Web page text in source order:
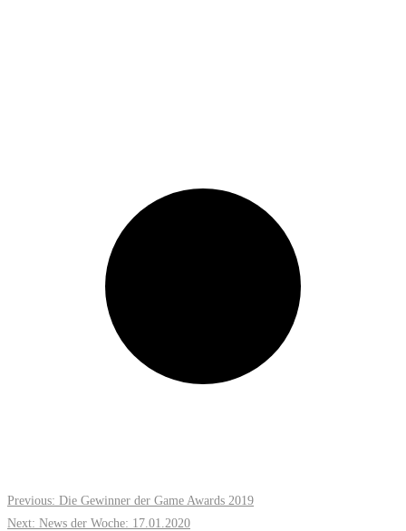
Previous: Die Gewinner der Game Awards 2019
Next: News der Woche: 17.01.2020